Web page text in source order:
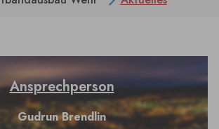
Ansprechperson
Gudrun Brendlin